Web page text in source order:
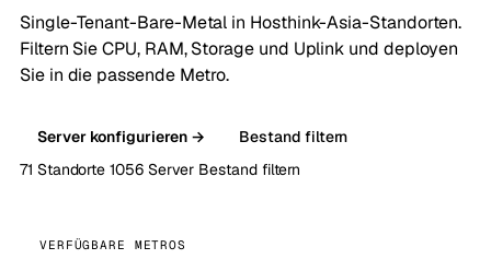
Single-Tenant-Bare-Metal in Hosthink-Asia-Standorten.
Filtern Sie CPU, RAM, Storage und Uplink und deployen
Sie in die passende Metro.
Server konfigurieren →
Bestand filtern
71 Standorte 1056 Server Bestand filtern
VERFÜGBARE METROS